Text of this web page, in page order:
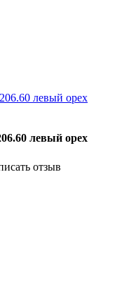
левый орех
отзыв